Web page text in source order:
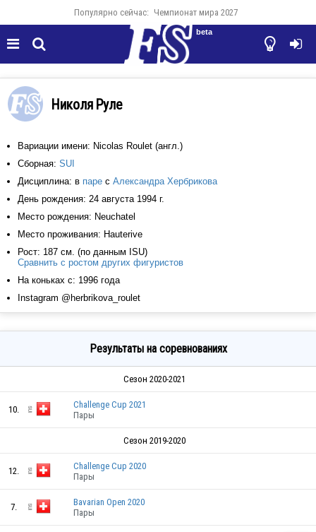
Популярно сейчас: Чемпионат мира 2027
  

beta
Николя Руле
Вариации имени: Nicolas Roulet (англ.)
Сборная: SUI
Дисциплина: в паре с Александра Хербрикова
День рождения: 24 августа 1994 г.
Место рождения: Neuchatel
Место проживания: Hauterive
Рост: 187 см. (по данным ISU)
Сравнить с ростом других фигуристов
На коньках с: 1996 года
Instagram @herbrikova_roulet
Результаты на соревнованиях
Сезон 2020-2021
10.
Challenge Cup 2021
Пары
Сезон 2019-2020
12.
Challenge Cup 2020
Пары
7.
Bavarian Open 2020
Пары